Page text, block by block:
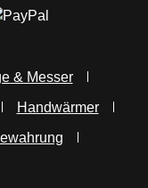
& Messer
Handwärmer